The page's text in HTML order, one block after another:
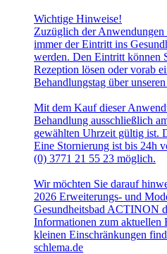
Wichtige Hinweise!
Zuzüglich der Anwendungen
immer der Eintritt ins
werden. Den Eintritt können
Rezeption lösen oder vorab
Behandlungstag über
Mit dem Kauf dieser
Behandlung ausschließlich
gewählten Uhrzeit gültig ist.
Eine Stornierung ist bis 24h
(0) 3771 21 55 23 möglich.
Wir möchten Sie darauf
2026 Erweiterungs- und
Gesundheitsbad ACTINON
Informationen zum aktuellen
kleinen Einschränkungen
schlema.de